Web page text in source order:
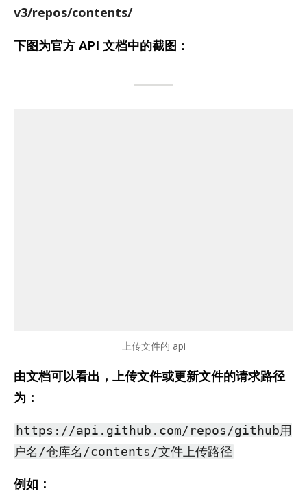
v3/repos/contents/
下图为官方 API 文档中的截图：
上传文件的 api
由文档可以看出，上传文件或更新文件的请求路径
为：
https://api.github.com/repos/github用
户名/仓库名/contents/文件上传路径
例如：